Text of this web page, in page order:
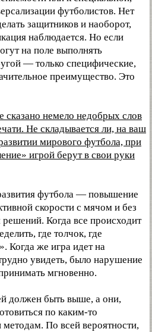
футболистов. Нет
защитников и наоборот,
наблюдается. Но если
на поле выполнять
— только специфические,
преимущество. Это
немело недобрых слов
Не складывается ли, на ваш
мирового футбола, при
игрой берут в свои руки
футбола — повышение
скорости с мячом и без
Когда все происходит
где толчок, где
Когда же игра идет на
увидеть, было нарушение
мгновенно.
должен быть выше, а они,
по каким-то
По всей вероятности,